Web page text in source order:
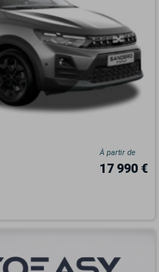
À partir de
17 990 €